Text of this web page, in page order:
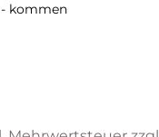
kommen